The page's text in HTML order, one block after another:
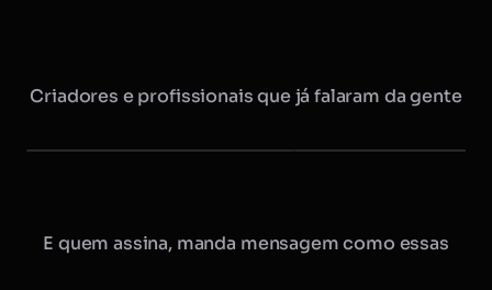
Criadores e profissionais que já falaram da gente
Maurício @arquitretas Eduardo Nóbrega
E quem assina, manda mensagem como essas